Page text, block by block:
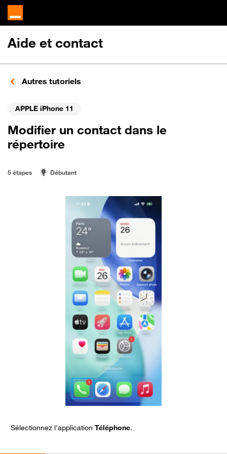
Aide et contact
Autres tutoriels
APPLE iPhone 11
Modifier un contact dans le
répertoire
5 étapes Débutant
Sélectionnez l'application Téléphone.